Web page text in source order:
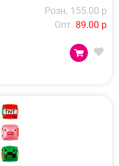
Розн. 155.00 р
Опт. 89.00 р